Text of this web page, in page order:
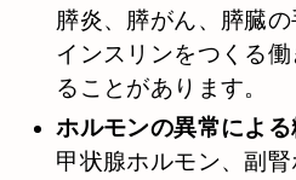
膵炎、膵がん、膵臓の
インスリンをつくる
ることがあります。
ホルモンの異常によ
甲状腺ホルモン、副